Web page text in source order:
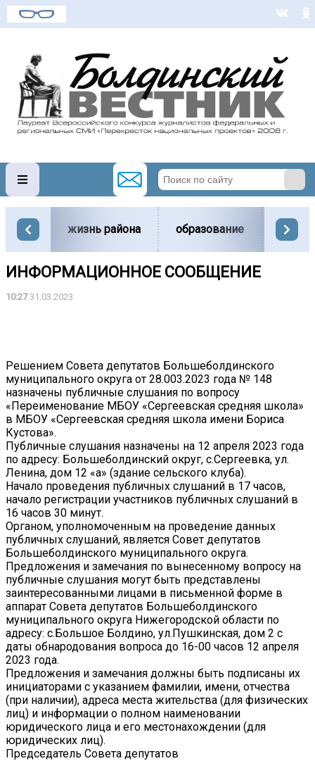
жизнь района образование
ИНФОРМАЦИОННОЕ СООБЩЕНИЕ
10:2731.03.2023
Решением Совета депутатов Большеболдинского
муниципального округа от 28.003.2023 года № 148
назначены публичные слушания по вопросу
«Переименование МБОУ «Сергеевская средняя школа»
в МБОУ «Сергеевская средняя школа имени Бориса
Кустова».
Публичные слушания назначены на 12 апреля 2023 года
по адресу: Большеболдинский округ, с.Сергеевка, ул.
Ленина, дом 12 «а» (здание сельского клуба).
Начало проведения публичных слушаний в 17 часов,
начало регистрации участников публичных слушаний в
16 часов 30 минут.
Органом, уполномоченным на проведение данных
публичных слушаний, является Совет депутатов
Большеболдинского муниципального округа.
Предложения и замечания по вынесенному вопросу на
публичные слушания могут быть представлены
заинтересованными лицами в письменной форме в
аппарат Совета депутатов Большеболдинского
муниципального округа Нижегородской области по
адресу: с.Большое Болдино, ул.Пушкинская, дом 2 с
даты обнародования вопроса до 16-00 часов 12 апреля
2023 года.
Предложения и замечания должны быть подписаны их
инициаторами с указанием фамилии, имени, отчества
(при наличии), адреса места жительства (для физических
лиц) и информации о полном наименовании
юридического лица и его местонахождении (для
юридических лиц).
Председатель Совета депутатов